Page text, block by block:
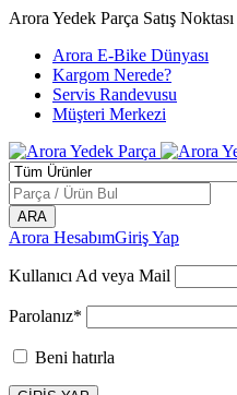
Arora Yedek Parça Satış Noktası
Arora E-Bike Dünyası
Kargom Nerede?
Servis Randevusu
Müşteri Merkezi
Arora HesabımGiriş Yap
Kullanıcı Ad veya Mail
Parolanız*
Beni hatırla